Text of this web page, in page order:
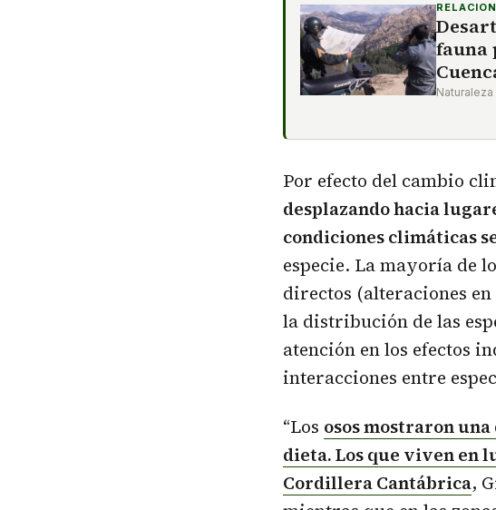
fauna
Naturaleza
Por efecto del cambio
desplazando hacia
condiciones climáticas
especie. La mayoría de
directos (alteraciones
la distribución de las
atención en los efectos
interacciones entre
“Los osos mostraron
dieta. Los que viven en
Cordillera Cantábrica,